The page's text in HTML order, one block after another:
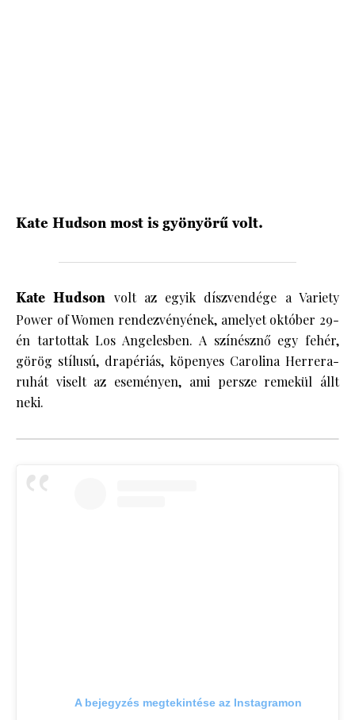
Kate Hudson most is gyönyörű volt.
Kate Hudson volt az egyik díszvendége a Variety
Power of Women rendezvényének, amelyet október 29-
én tartottak Los Angelesben. A színésznő egy fehér,
görög stílusú, drapériás, köpenyes Carolina Herrera-
ruhát viselt az eseményen, ami persze remekül állt
neki.
A bejegyzés megtekintése az Instagramon